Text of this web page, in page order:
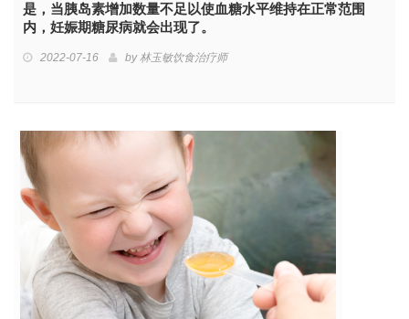
是，当胰岛素增加数量不足以使血糖水平维持在正常范围
内，妊娠期糖尿病就会出现了。
2022-07-16 by林玉敏饮食治疗师